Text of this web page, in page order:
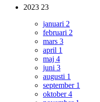
2023 23
januari 2
februari 2
mars 3
april 1
maj 4
juni 3
augusti 1
september 1
oktober4